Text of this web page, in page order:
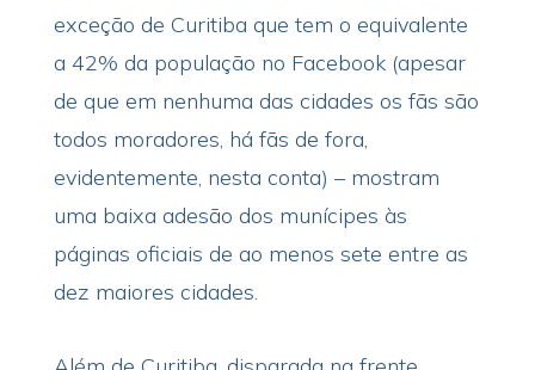
exceção de Curitiba que tem o equivalente
a 42% da população no Facebook (apesar
de que em nenhuma das cidades os fãs são
todos moradores, há fãs de fora,
evidentemente, nesta conta) – mostram
uma baixa adesão dos munícipes às
páginas oficiais de ao menos sete entre as
dez maiores cidades.